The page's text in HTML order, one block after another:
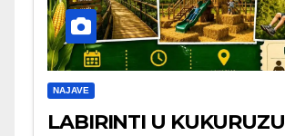
NAJAVE
LABIRINTI U KUKURUZU